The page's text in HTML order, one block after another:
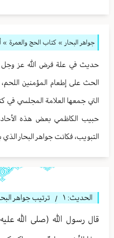
جواهر البحار » كتاب الحج والعمرة »
حديث في علة فرض الله عز وجل
الحث على إطعام المؤمنين
التي جمعها العلامة المجلسي في
حبيب الكاظمي بعض هذه
التبويب، فكانت جواهر البحار
الحديث: ١ / ترتيب جواهر
قال رسول الله (صلى الله